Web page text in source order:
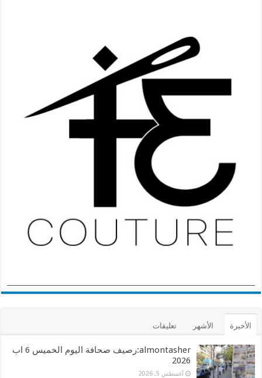
الأخيرة الأشهر تعليقات
almontasher:رصيف صحافة اليوم الخميس 6 اب
2026
أغسطس 5, 2026